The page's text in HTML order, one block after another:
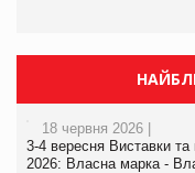
18 червня 2026 |
3-4 вересня Виставки
2026: Власна марка -